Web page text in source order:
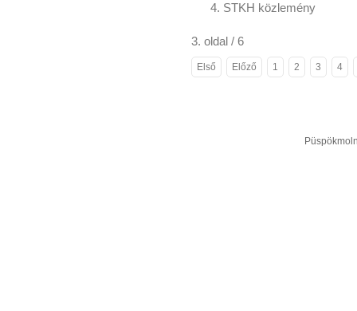
STKH közlemény
3. oldal / 6
Első Előző 1 2 3 4